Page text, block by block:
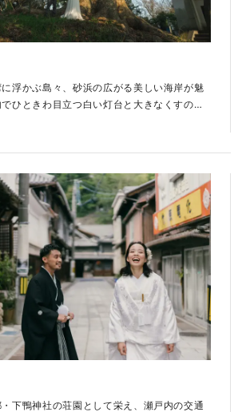
浮かぶ島々、砂浜の広がる美しい海岸が魅
ひときわ目立つ白い灯台と大きなくすのき
になっています。また天候が良ければ広島
のほぼ全域が瀬戸内海国立公園の区域であ
や自然海岸が残っています。ペットの撮影
一緒に撮影もできます。広島湾に沈むサン
想的でおすすめです。
下鴨神社の荘園として栄え、瀬戸内の交通